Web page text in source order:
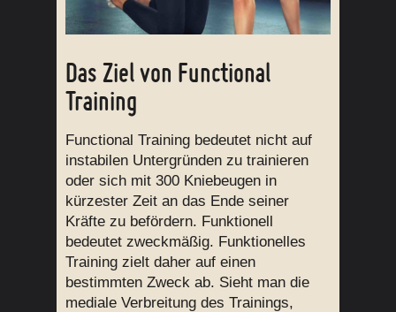
Das Ziel von Functional
Training
Functional Training bedeutet nicht auf
instabilen Untergründen zu trainieren
oder sich mit 300 Kniebeugen in
kürzester Zeit an das Ende seiner
Kräfte zu befördern. Funktionell
bedeutet zweckmäßig. Funktionelles
Training zielt daher auf einen
bestimmten Zweck ab. Sieht man die
mediale Verbreitung des Trainings,